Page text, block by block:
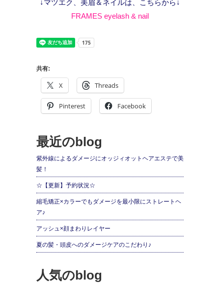
↓マツエク、美眉＆ネイルは、こちらから↓
FRAMES eyelash & nail
共有:
X Threads
Pinterest Facebook
最近のblog
紫外線によるダメージにオッジィオットヘアエステで美
髪！
☆【更新】予約状況☆
縮毛矯正×カラーでもダメージを最小限にストレートヘ
ア♪
アッシュ×顔まわりレイヤー
夏の髪・頭皮へのダメージケアのこだわり♪
人気のblog